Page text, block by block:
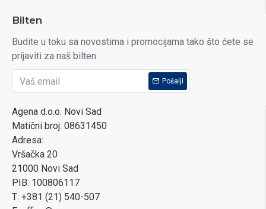
Bilten
Budite u toku sa novostima i promocijama tako što ćete se
prijaviti za naš bilten
Pošalji
Agena d.o.o. Novi Sad
Matični broj: 08631450
Adresa:
Vršačka 20
21000 Novi Sad
PIB: 100806117
T: +381 (21) 540-507